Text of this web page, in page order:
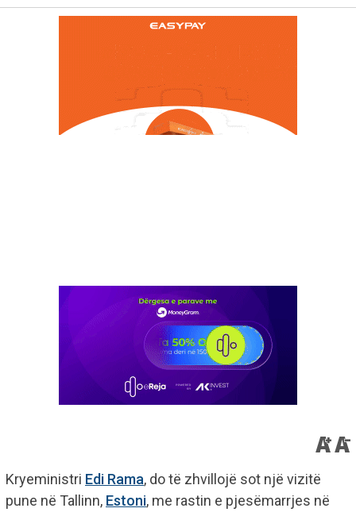
Kryeministri Edi Rama, do të zhvillojë sot një vizitë
pune në Tallinn, Estoni, me rastin e pjesëmarrjes në